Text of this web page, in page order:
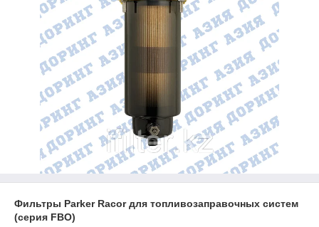
Фильтры Parker Racor для топливозаправочных систем
(серия FBO)